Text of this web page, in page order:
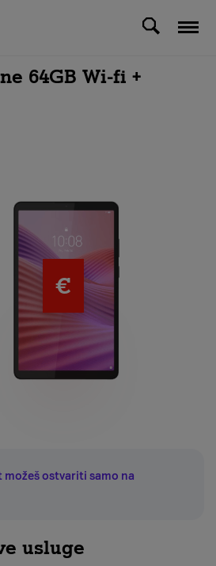
64GB Wi-fi +
€
možeš ostvariti samo na
usluge